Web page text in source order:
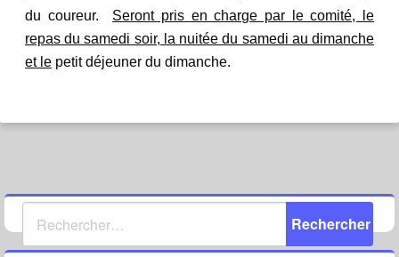
du coureur. Seront pris en charge par le comité, le
repas du samedi soir, la nuitée du samedi au dimanche
et le petit déjeuner du dimanche.